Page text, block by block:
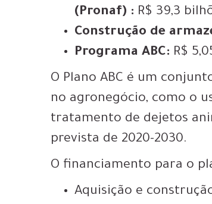
(Pronaf) : R$ 39,3
Construção de
Programa ABC: R$
O Plano ABC é um
no agronegócio, como o
tratamento de dejetos
prevista de 2020-2030.
O financiamento para o
Aquisição e